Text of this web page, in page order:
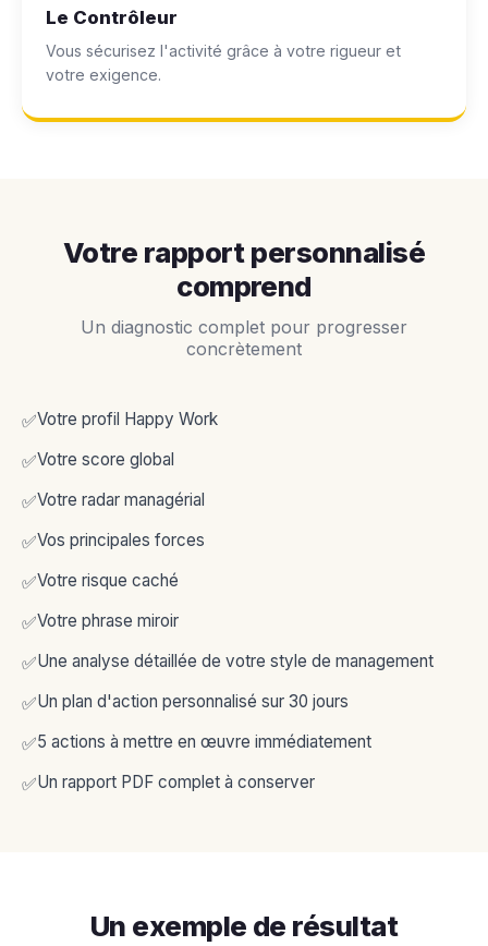
Le Contrôleur
Vous sécurisez l'activité grâce à votre rigueur et
votre exigence.
Votre rapport personnalisé
comprend
Un diagnostic complet pour progresser
concrètement
✅Votre profil Happy Work
✅Votre score global
✅Votre radar managérial
✅Vos principales forces
✅Votre risque caché
✅Votre phrase miroir
✅Une analyse détaillée de votre style de management
✅Un plan d'action personnalisé sur 30 jours
✅5 actions à mettre en œuvre immédiatement
✅Un rapport PDF complet à conserver
Un exemple de résultat